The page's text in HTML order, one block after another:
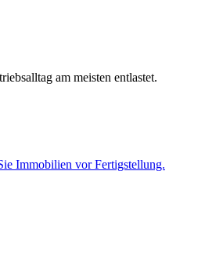
am meisten entlastet.
Immobilien vor Fertigstellung.